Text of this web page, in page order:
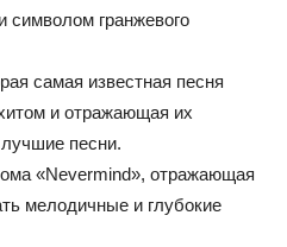
символом гранжевого
самая известная песня
и отражающая их
песни.
«Nevermind», отражающая
мелодичные и глубокие